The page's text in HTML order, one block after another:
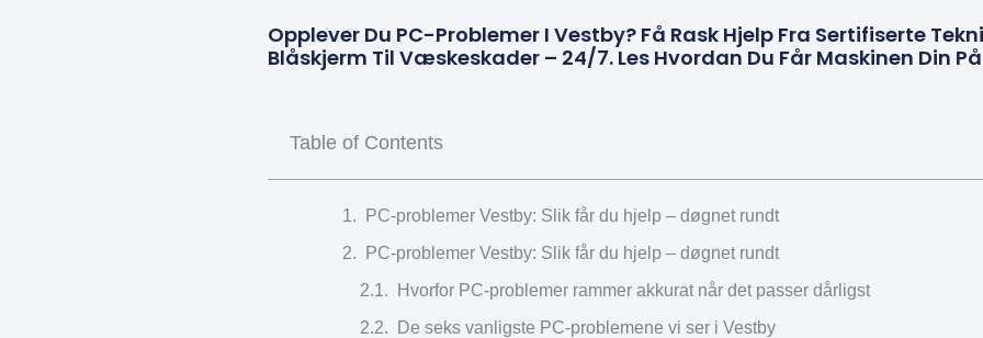
Opplever Du PC-Problemer I Vestby? Få Rask Hjelp Fra Sertifiserte
Blåskjerm Til Væskeskader – 24/7. Les Hvordan Du Får Maskinen Din
Table of Contents
PC-problemer Vestby: Slik får du hjelp – døgnet rundt
PC-problemer Vestby: Slik får du hjelp – døgnet rundt
Hvorfor PC-problemer rammer akkurat når det passer dårligst
De seks vanligste PC-problemene vi ser i Vestby